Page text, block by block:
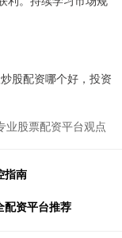
股配资哪个好，投资
业股票配资平台观点
指南
配资平台推荐